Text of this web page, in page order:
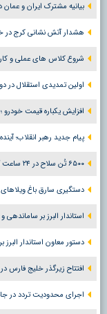
بیانیه مشترک ایران و عمان
هشدار آتش نشانی کرج
شروع کلاس های عملی و
اولین تمدیدی استقلال
افزایش یکباره قیمت
پیام جدید رهبر انقلاب؛
۶۵۰۰ تُن سلاح در ۲۴ ساعت گذشته از آمریکا به اسرائیل ارسال شد
دستگیری سارق باغ ویلاهای کرج و
استاندار البرز بر
دستور معاون استاندار البرز برای واگذاری ۴۳۰۰
افتتاح زیرگذر خلیج فارس
اجرای محدودیت تردد در جاده